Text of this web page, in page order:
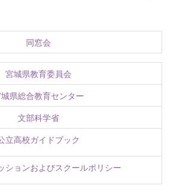
同窓会
宮城県教育委員会
県総合教育センター
文部科学省
立高校ガイドブック
ションおよびスクールポリシー